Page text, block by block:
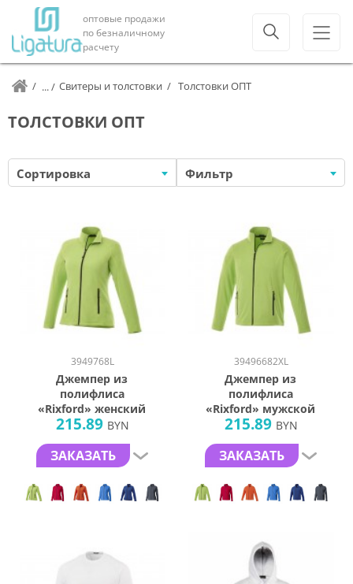
оптовые продажи
по безналичному
расчету
Свитеры и толстовки Толстовки ОПТ
ТОЛСТОВКИ ОПТ
Сортировка Фильтр
3949768L
Джемпер из
полифлиса
«Rixford» женский
215.89 BYN
ЗАКАЗАТЬ
39496682XL
Джемпер из
полифлиса
«Rixford» мужской
215.89 BYN
ЗАКАЗАТЬ